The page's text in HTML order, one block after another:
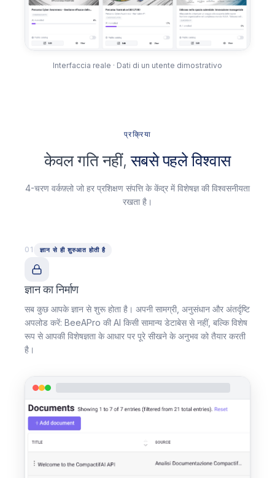
Interfaccia reale · Dati di un utente dimostrativo
प्रक्रिया
केवल गति नहीं, सबसे पहले विश्वास
4-चरण वर्कफ़्लो जो हर प्रशिक्षण संपत्ति के केंद्र में विशेषज्ञ की विश्वसनीयता
रखता है।
01 ज्ञान से ही शुरुआत होती है
ज्ञान का निर्माण
सब कुछ आपके ज्ञान से शुरू होता है। अपनी सामग्री, अनुसंधान और अंतर्दृष्टि
अपलोड करें: BeeAPro की AI किसी सामान्य डेटाबेस से नहीं, बल्कि विशेष
रूप से आपकी विशेषज्ञता के आधार पर पूरे सीखने के अनुभव को तैयार करती
है।